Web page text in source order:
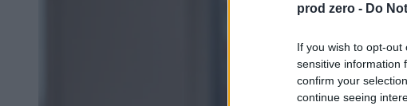
prod zero - Do
If you wish to opt-
sensitive information
confirm your
continue seeing